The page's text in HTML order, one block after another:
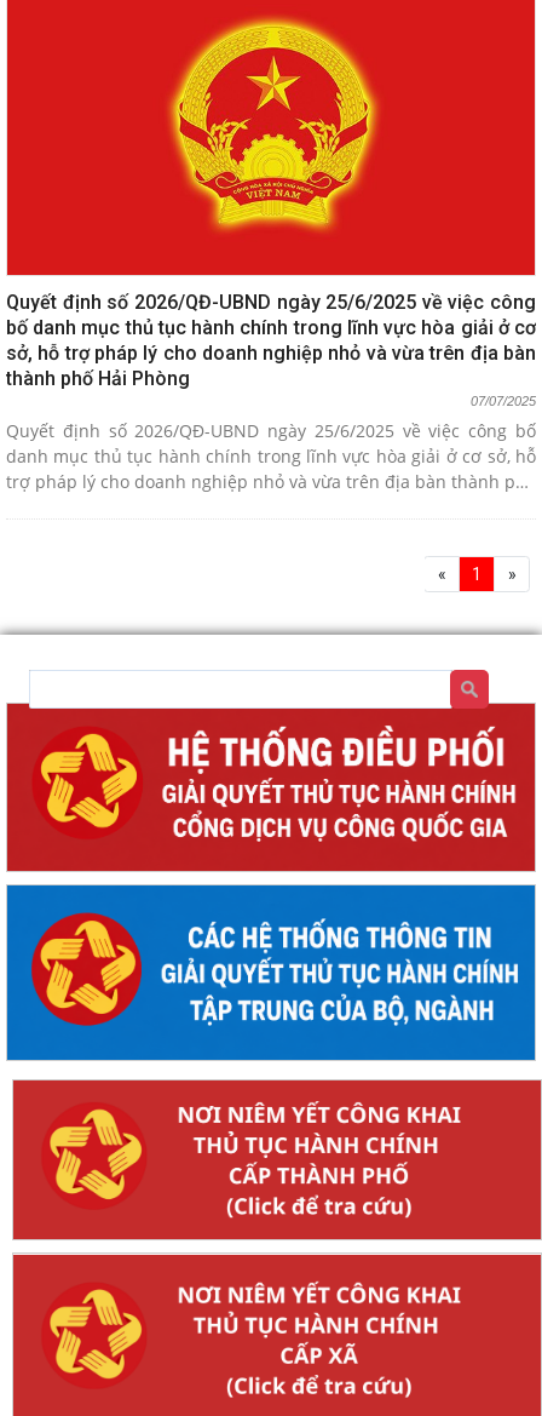
Quyết định số 2026/QĐ-UBND ngày 25/6/2025 về việc công
bố danh mục thủ tục hành chính trong lĩnh vực hòa giải ở cơ
sở, hỗ trợ pháp lý cho doanh nghiệp nhỏ và vừa trên địa bàn
thành phố Hải Phòng
07/07/2025
Quyết định số 2026/QĐ-UBND ngày 25/6/2025 về việc công bố
danh mục thủ tục hành chính trong lĩnh vực hòa giải ở cơ sở, hỗ
trợ pháp lý cho doanh nghiệp nhỏ và vừa trên địa bàn thành phố
« 1 »